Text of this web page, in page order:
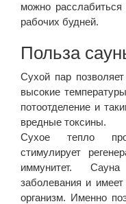
можно расслабиться
рабочих будней.
Польза
Сухой пар
высокие
потоотделение и
вредные токсины.
Сухое тепло
стимулирует
иммунитет.
заболевания и
организм. Именно